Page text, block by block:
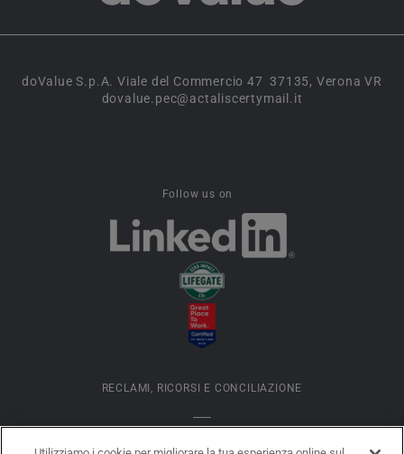
doValue S.p.A. Viale del Commercio 47 37135, Verona VR
dovalue.pec@actaliscertymail.it
Follow us on
RECLAMI, RICORSI E CONCILIAZIONE
INFORMATIVA COOKIES